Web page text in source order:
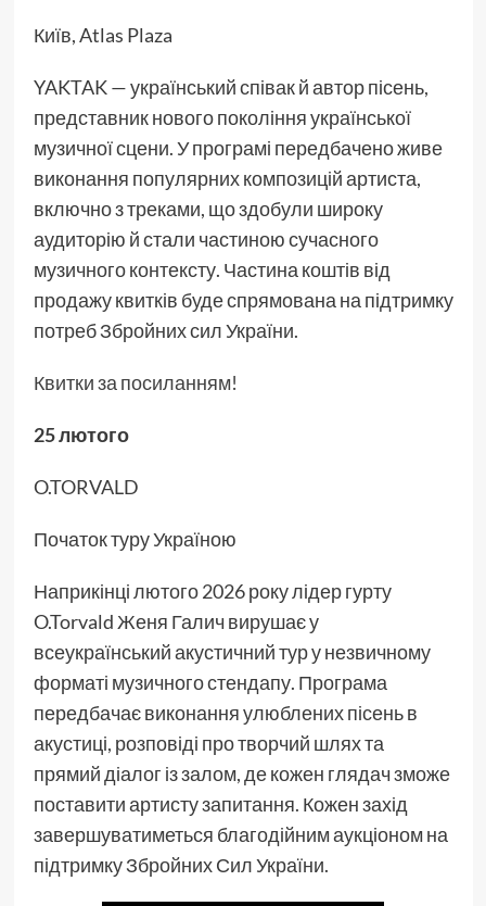
Київ, Atlas Plaza
YAKTAK — український співак й автор пісень,
представник нового покоління української
музичної сцени. У програмі передбачено живе
виконання популярних композицій артиста,
включно з треками, що здобули широку
аудиторію й стали частиною сучасного
музичного контексту. Частина коштів від
продажу квитків буде спрямована на підтримку
потреб Збройних сил України.
Квитки за посиланням!
25 лютого
O.TORVALD
Початок туру Україною
Наприкінці лютого 2026 року лідер гурту
O.Torvald Женя Галич вирушає у
всеукраїнський акустичний тур у незвичному
форматі музичного стендапу. Програма
передбачає виконання улюблених пісень в
акустиці, розповіді про творчий шлях та
прямий діалог із залом, де кожен глядач зможе
поставити артисту запитання. Кожен захід
завершуватиметься благодійним аукціоном на
підтримку Збройних Сил України.